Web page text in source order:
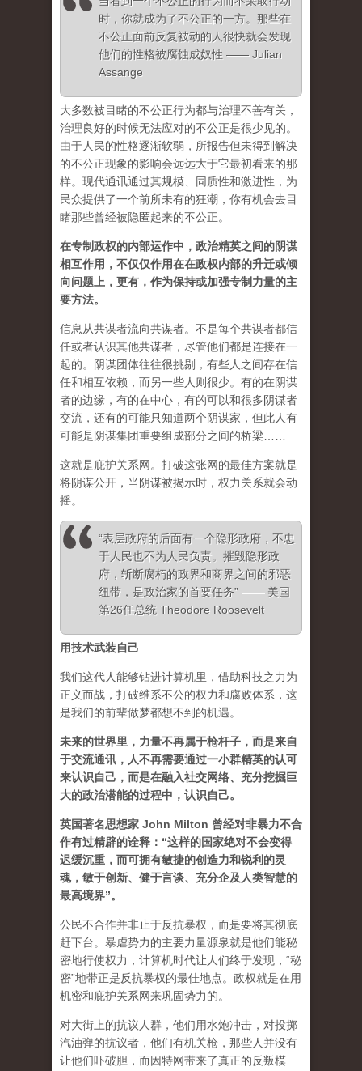
时，你就成为了不公正的一方。那些在
不公正面前反复被动的人很快就会发现
他们的性格被腐蚀成奴性 —— Julian
Assange
大多数被目睹的不公正行为都与治理不善有关，
治理良好的时候无法应对的不公正是很少见的。
由于人民的性格逐渐软弱，所报告但未得到解决
的不公正现象的影响会远远大于它最初看来的那
样。现代通讯通过其规模、同质性和激进性，为
民众提供了一个前所未有的狂潮，你有机会去目
睹那些曾经被隐匿起来的不公正。
在专制政权的内部运作中，政治精英之间的阴谋
相互作用，不仅仅作用在在政权内部的升迁或倾
向问题上，更有，作为保持或加强专制力量的主
要方法。
信息从共谋者流向共谋者。不是每个共谋者都信
任或者认识其他共谋者，尽管他们都是连接在一
起的。阴谋团体往往很挑剔，有些人之间存在信
任和相互依赖，而另一些人则很少。有的在阴谋
者的边缘，有的在中心，有的可以和很多阴谋者
交流，还有的可能只知道两个阴谋家，但此人有
可能是阴谋集团重要组成部分之间的桥梁……
这就是庇护关系网。打破这张网的最佳方案就是
将阴谋公开，当阴谋被揭示时，权力关系就会动
摇。
“表层政府的后面有一个隐形政府，不忠
于人民也不为人民负责。摧毁隐形政
府，斩断腐朽的政界和商界之间的邪恶
纽带，是政治家的首要任务” —— 美国
第26任总统 Theodore Roosevelt
用技术武装自己
我们这代人能够钻进计算机里，借助科技之力为
正义而战，打破维系不公的权力和腐败体系，这
是我们的前辈做梦都想不到的机遇。
未来的世界里，力量不再属于枪杆子，而是来自
于交流通讯，人不再需要通过一小群精英的认可
来认识自己，而是在融入社交网络、充分挖掘巨
大的政治潜能的过程中，认识自己。
英国著名思想家 John Milton 曾经对非暴力不合
作有过精辟的诠释：“这样的国家绝对不会变得
迟缓沉重，而可拥有敏捷的创造力和锐利的灵
魂，敏于创新、健于言谈、充分企及人类智慧的
最高境界”。
公民不合作并非止于反抗暴权，而是要将其彻底
赶下台。暴虐势力的主要力量源泉就是他们能秘
密地行使权力，计算机时代让人们终于发现，“秘
密”地带正是反抗暴权的最佳地点。政权就是在用
机密和庇护关系网来巩固势力的。
对大街上的抗议人群，他们用水炮冲击，对投掷
汽油弹的抗议者，他们有机关枪，那些人并没有
让他们吓破胆，而因特网带来了真正的反叛模